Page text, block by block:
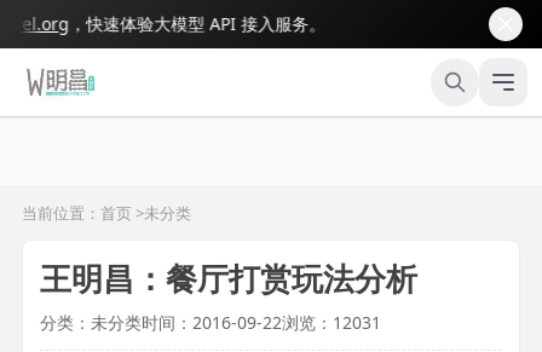
，快速体验大模型 API 接入服务。
当前位置：首页 >未分类
王明昌：餐厅打赏玩法分析
分类：未分类时间：2016-09-22浏览：12031